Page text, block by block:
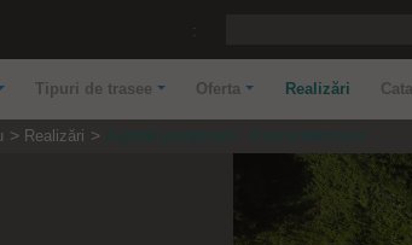
Tipuri de trasee Oferta Realizări
Realizări Asphalt pumptrack - Krzysztoforzyce